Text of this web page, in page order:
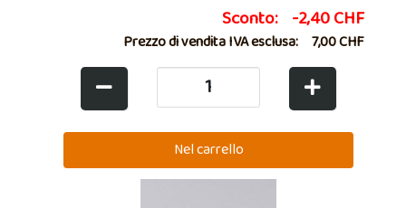
incollaggio o una sigillatura dall’aspetto ...
Sconto: -2,40 CHF
Prezzo di vendita IVA esclusa: 7,00 CHF